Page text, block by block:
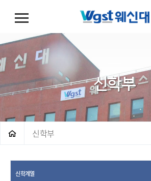
신학부
신학부
신학계열